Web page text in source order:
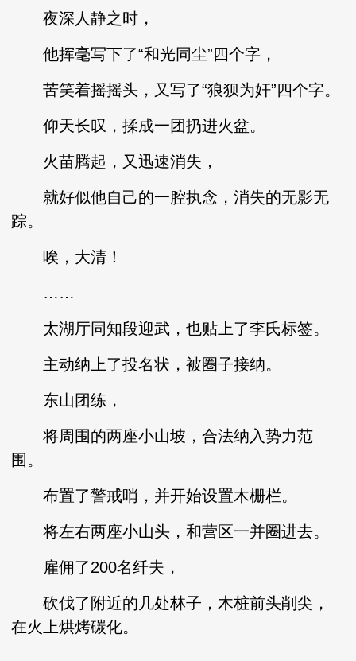
夜深人静之时，
他挥毫写下了“和光同尘”四个字，
苦笑着摇摇头，又写了“狼狈为奸”四个字。
仰天长叹，揉成一团扔进火盆。
火苗腾起，又迅速消失，
就好似他自己的一腔执念，消失的无影无
踪。
唉，大清！
……
太湖厅同知段迎武，也贴上了李氏标签。
主动纳上了投名状，被圈子接纳。
东山团练，
将周围的两座小山坡，合法纳入势力范
围。
布置了警戒哨，并开始设置木栅栏。
将左右两座小山头，和营区一并圈进去。
雇佣了200名纤夫，
砍伐了附近的几处林子，木桩前头削尖，
在火上烘烤碳化。